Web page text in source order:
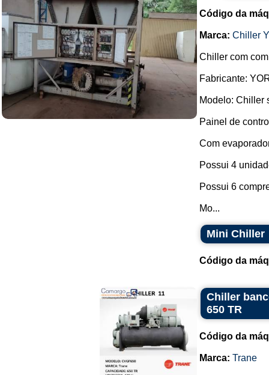
Código da
Marca: Chiller
Chiller com
Fabricante:
Modelo: Chiller
Painel de
Com
Possui 4
Possui 6
Mo...
Mini Chiller
Código da
Chiller
650 TR
Código da
Marca: Trane